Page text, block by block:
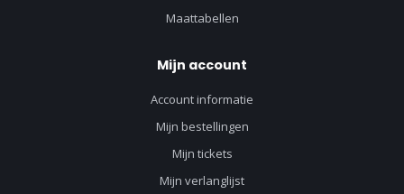
Maattabellen
Mijn account
Account informatie
Mijn bestellingen
Mijn tickets
Mijn verlanglijst